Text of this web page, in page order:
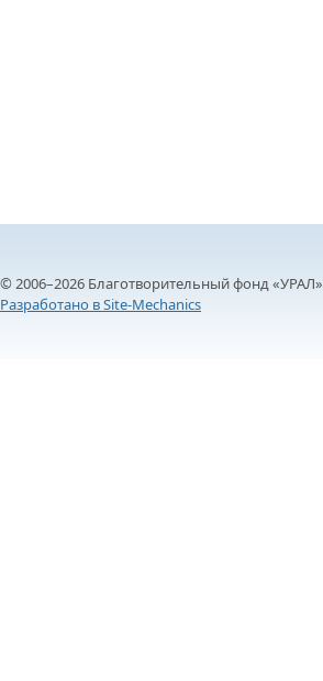
© 2006–2026 Благотворительный фонд «УРАЛ»
Разработано в Site-Mechanics